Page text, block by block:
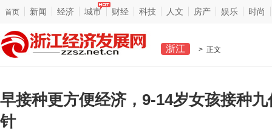
首页 新闻 经济 城市 财经 科技 人文 房产 娱乐 时尚
浙江 > 正文
早接种更方便经济，9-14岁女孩接种
针